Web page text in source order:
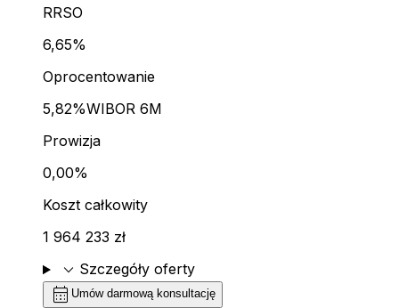
RRSO
6,65%
Oprocentowanie
5,82%WIBOR 6M
Prowizja
0,00%
Koszt całkowity
1 964 233 zł
expand_more Szczegóły oferty
calendar_month Umów darmową konsultację